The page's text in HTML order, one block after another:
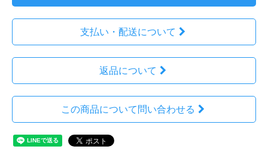
支払い・配送について
返品について
この商品について問い合わせる